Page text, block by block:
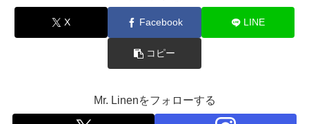
X Facebook LINE
コピー
Mr. Linenをフォローする